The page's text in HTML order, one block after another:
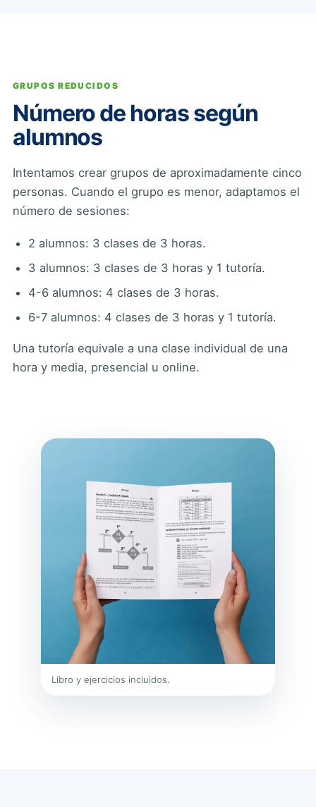
GRUPOS REDUCIDOS
Número de horas según
alumnos
Intentamos crear grupos de aproximadamente cinco
personas. Cuando el grupo es menor, adaptamos el
número de sesiones:
2 alumnos: 3 clases de 3 horas.
3 alumnos: 3 clases de 3 horas y 1 tutoría.
4-6 alumnos: 4 clases de 3 horas.
6-7 alumnos: 4 clases de 3 horas y 1 tutoría.
Una tutoría equivale a una clase individual de una
hora y media, presencial u online.
Libro y ejercicios incluidos.